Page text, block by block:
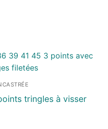
tringles à visser